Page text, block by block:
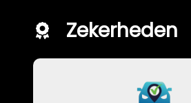
Zekerheden